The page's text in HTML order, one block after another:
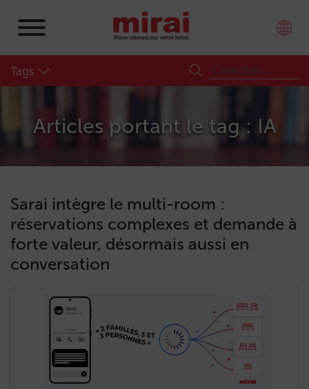
Tags
Articles portant le tag : IA
Sarai intègre le multi-room :
réservations complexes et demande à
forte valeur, désormais aussi en
conversation